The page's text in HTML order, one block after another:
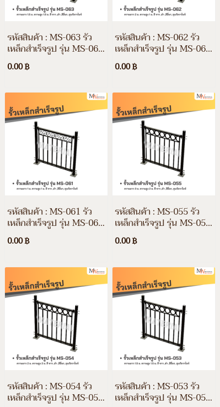
รหัสสินค้า : MS-063 รั้ว
เหล็กสำเร็จรูป รุ่น MS-063
ความยาว 1.5 ม. ความสูง
1.5 ม. สี ขาว, ดำ, สีอื่นๆ
0.00 ฿
รหัสสินค้า : MS-062 รั้ว
เหล็กสำเร็จรูป รุ่น MS-062
ความยาว 2 ม. ความสูง 1
ม. สี ขาว, ดำ, สีอื่นๆ และชุ
0.00 ฿
รหัสสินค้า : MS-061 รั้ว
เหล็กสำเร็จรูป รุ่น MS-061
ความยาว 1 ม. ความสูง 1
ม. สี ขาว, ดำ, สีอื่นๆ และชุ
0.00 ฿
รหัสสินค้า : MS-055 รั้ว
เหล็กสำเร็จรูป รุ่น MS-055
ความยาว 3 ม. ความสูง 2
ม. สี ขาว, ดำ, สีอื่นๆ และชุ
0.00 ฿
รหัสสินค้า : MS-054 รั้ว
เหล็กสำเร็จรูป รุ่น MS-054
รหัสสินค้า : MS-053 รั้ว
เหล็กสำเร็จรูป รุ่น MS-053